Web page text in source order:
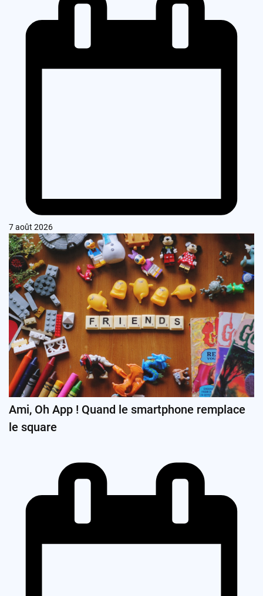
7 août 2026
Ami, Oh App ! Quand le smartphone remplace
le square